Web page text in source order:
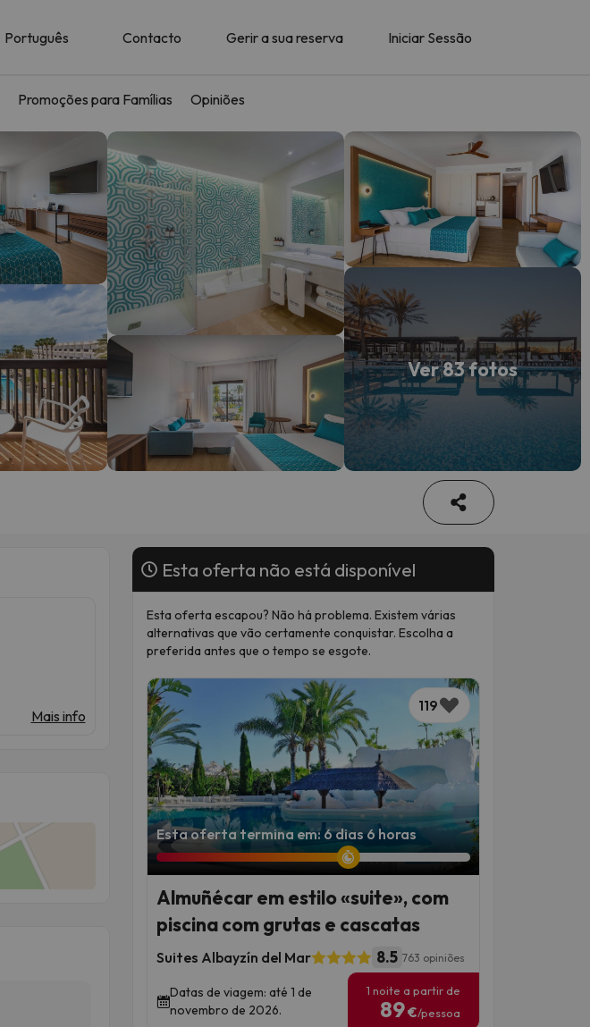
Português Contacto Gerir a sua reserva Iniciar Sessão
Promoções para Famílias Opiniões
Ver 83 fotos
Mais info
Esta oferta não está disponível
Esta oferta escapou? Não há problema. Existem várias
alternativas que vão certamente conquistar. Escolha a
preferida antes que o tempo se esgote.
119
Esta oferta termina em: 6 dias 6 horas
Almuñécar em estilo «suite», com
piscina com grutas e cascatas
Suites Albayzín del Mar 8.5 763 opiniões
Datas de viagem: até 1 de
novembro de 2026.
1 noite a partir de
89€/pessoa